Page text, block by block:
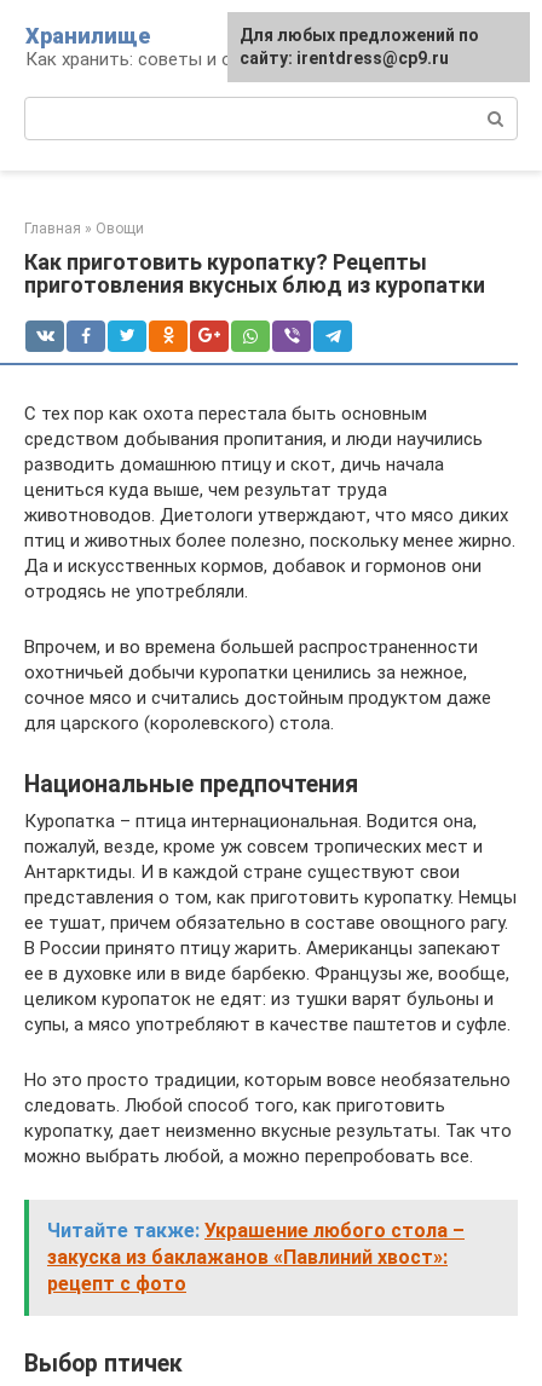
контенту
Хранилище
Как хранить: советы и опыт
Главная » Овощи
Как приготовить куропатку? Рецепты
приготовления вкусных блюд из куропатки
С тех пор как охота перестала быть основным
средством добывания пропитания, и люди научились
разводить домашнюю птицу и скот, дичь начала
цениться куда выше, чем результат труда
животноводов. Диетологи утверждают, что мясо диких
птиц и животных более полезно, поскольку менее жирно.
Да и искусственных кормов, добавок и гормонов они
отродясь не употребляли.
Впрочем, и во времена большей распространенности
охотничьей добычи куропатки ценились за нежное,
сочное мясо и считались достойным продуктом даже
для царского (королевского) стола.
Национальные предпочтения
Куропатка – птица интернациональная. Водится она,
пожалуй, везде, кроме уж совсем тропических мест и
Антарктиды. И в каждой стране существуют свои
представления о том, как приготовить куропатку. Немцы
ее тушат, причем обязательно в составе овощного рагу.
В России принято птицу жарить. Американцы запекают
ее в духовке или в виде барбекю. Французы же, вообще,
целиком куропаток не едят: из тушки варят бульоны и
супы, а мясо употребляют в качестве паштетов и суфле.
Но это просто традиции, которым вовсе необязательно
следовать. Любой способ того, как приготовить
куропатку, дает неизменно вкусные результаты. Так что
можно выбрать любой, а можно перепробовать все.
Читайте также: Украшение любого стола –
закуска из баклажанов «Павлиний хвост»:
рецепт с фото
Выбор птичек
Для любых предложений по
сайту: irentdress@cp9.ru